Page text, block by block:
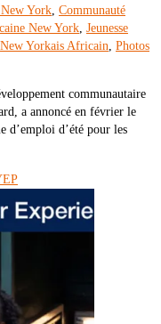
York, Communauté
New York, Jeunesse
New Yorkais Africain, Photos
communautaire
a annoncé en février le
d’emploi d’été pour les